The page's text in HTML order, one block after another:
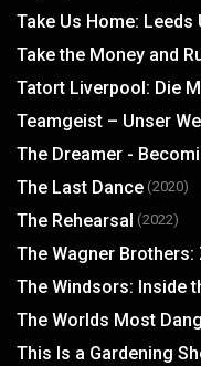
Take Us Home: Leeds
Take the Money and
Tatort Liverpool: Die
Teamgeist – Unser
The Dreamer -
The Last Dance (2020)
The Rehearsal (2022)
The Wagner Brothers:
The Windsors: Inside
The Worlds Most
This Is a Gardening